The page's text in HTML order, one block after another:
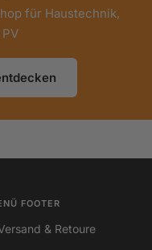
für Haustechnik,
FOOTER
& Retoure